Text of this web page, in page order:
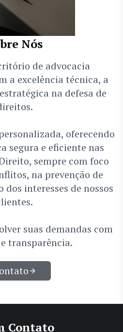
Nós
de advocacia
a excelência técnica, a
na defesa de
oferecendo
segura e eficiente nas
sempre com foco
na prevenção de
dos interesses de nossos
suas demandas com
transparência.
Contato